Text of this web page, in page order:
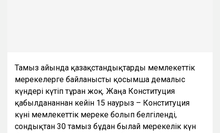
Тамыз айында қазақстандықтарды мемлекеттік
мерекелерге байланысты қосымша демалыс
күндері күтіп тұрған жоқ. Жаңа Конституция
қабылданғаннан кейін 15 наурыз – Конституция
күні мемлекеттік мереке болып белгіленді,
сондықтан 30 тамыз бұдан былай мерекелік күн